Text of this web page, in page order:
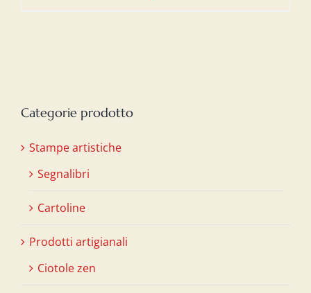
Categorie prodotto
Stampe artistiche
Segnalibri
Cartoline
Prodotti artigianali
Ciotole zen